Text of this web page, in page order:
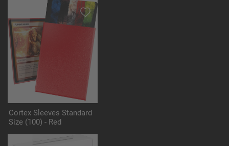
Cortex Sleeves Standard
Size (100) - Red